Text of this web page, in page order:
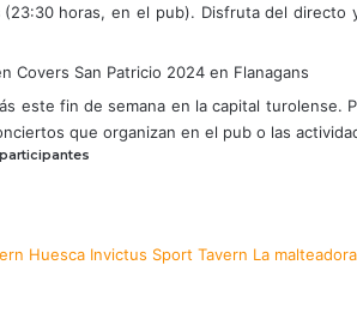
(23:30 horas, en el pub). Disfruta del
este fin de semana en la capital turolense.
que organizan en el pub o las
Huesca Invictus Sport Tavern La malteadora